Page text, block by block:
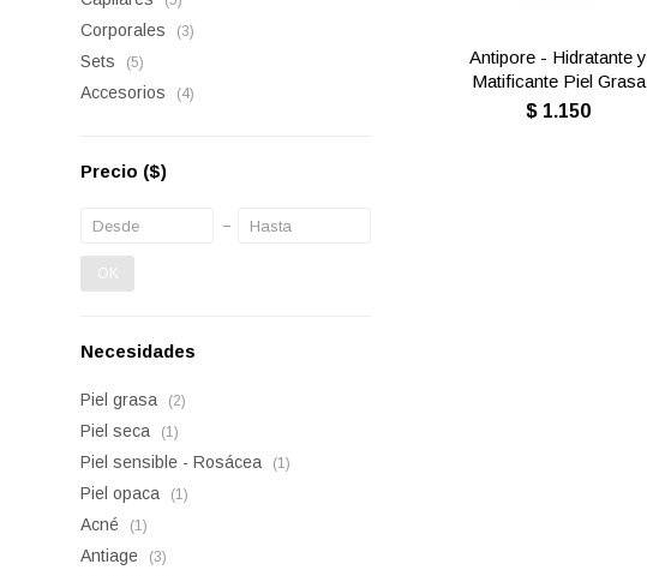
Antipore - Hidratante y
Matificante Piel Grasa
$ 1.150
Corporales (3)
Sets (5)
Accesorios (4)
Precio ($)
OK
Necesidades
Piel grasa (2)
Piel seca (1)
Piel sensible - Rosácea (1)
Piel opaca (1)
Acné (1)
Antiage (3)